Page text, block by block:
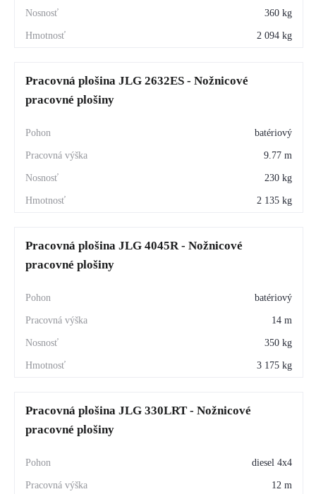
360 kg
2 094 kg
Pracovná plošina JLG 2632ES - Nožnicové
pracovné plošiny
batériový
9.77 m
230 kg
2 135 kg
Pracovná plošina JLG 4045R - Nožnicové
pracovné plošiny
batériový
14 m
350 kg
3 175 kg
Pracovná plošina JLG 330LRT - Nožnicové
pracovné plošiny
diesel 4x4
12 m